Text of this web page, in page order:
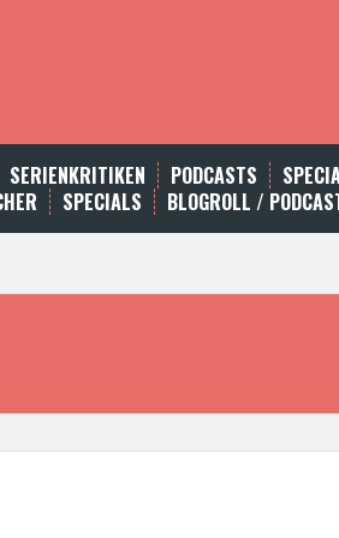
SERIENKRITIKEN PODCASTS
SPECIALS BLOGROLL /